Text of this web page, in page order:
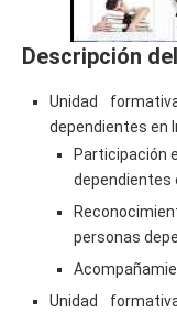
Descripción
Unidad
dependientes en
Participación
dependientes
personas
Unidad